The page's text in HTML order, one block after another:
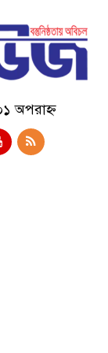
অপরাহ্ন